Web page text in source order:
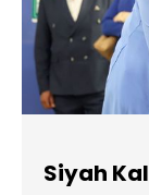
Siyah